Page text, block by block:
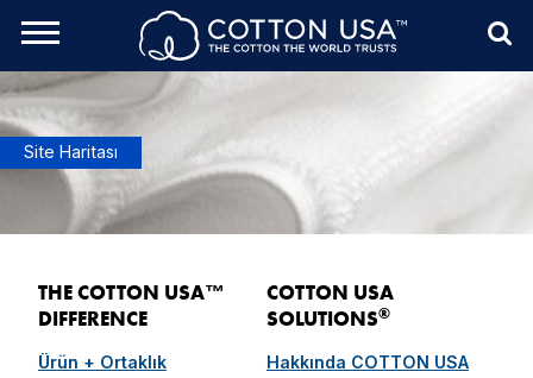
Menu
Toggle
Site Haritası
THE COTTON USA™
DIFFERENCE
Ürün + Ortaklık
COTTON USA
SOLUTIONS®
Hakkında COTTON USA